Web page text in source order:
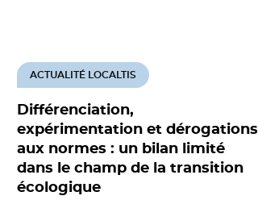
Différenciation,
expérimentation et dérogations
aux normes : un bilan limité
dans le champ de la transition
écologique
ACTUALITÉ LOCALTIS